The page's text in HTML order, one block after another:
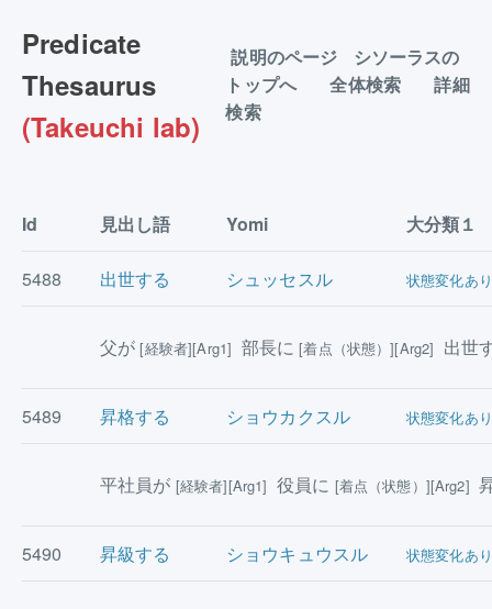
Predicate
Thesaurus
(Takeuchi lab)
説明のページ
シソーラスの
トップへ
全体検索
詳細
検索
Id 見出し語 Yomi 大分類１
5488 出世する シュッセスル 状態変化あり
父が[経験者][Arg1] 部長に[着点（状態）][Arg2] 出世
5489 昇格する ショウカクスル 状態変化あり
平社員が [経験者][Arg1] 役員に [着点（状態）][Arg2]
5490 昇級する ショウキュウスル 状態変化あり